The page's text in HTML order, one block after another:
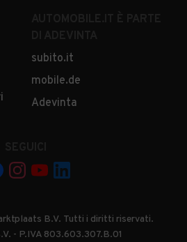
subito.it
mobile.de
Adevinta
B.V. Tutti i diritti riservati.
- P.IVA 803.603.307.B.01